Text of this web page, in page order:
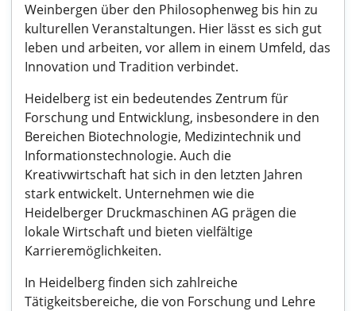
Weinbergen über den Philosophenweg bis hin zu
kulturellen Veranstaltungen. Hier lässt es sich gut
leben und arbeiten, vor allem in einem Umfeld, das
Innovation und Tradition verbindet.
Heidelberg ist ein bedeutendes Zentrum für
Forschung und Entwicklung, insbesondere in den
Bereichen Biotechnologie, Medizintechnik und
Informationstechnologie. Auch die
Kreativwirtschaft hat sich in den letzten Jahren
stark entwickelt. Unternehmen wie die
Heidelberger Druckmaschinen AG prägen die
lokale Wirtschaft und bieten vielfältige
Karrieremöglichkeiten.
In Heidelberg finden sich zahlreiche
Tätigkeitsbereiche, die von Forschung und Lehre